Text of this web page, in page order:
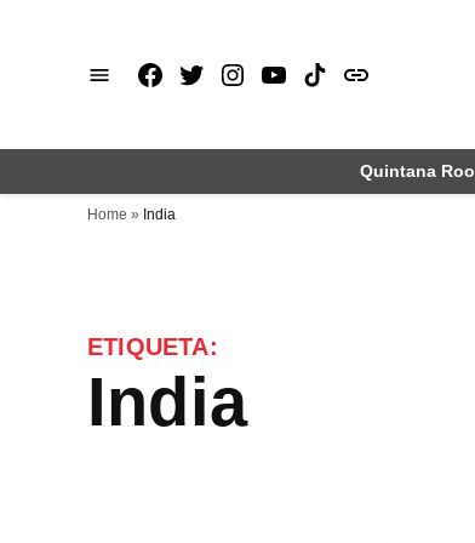
Facebook
X Instagram
Youtube
TikTok
issuu
Quintana Roo
Home » India
ETIQUETA:
India